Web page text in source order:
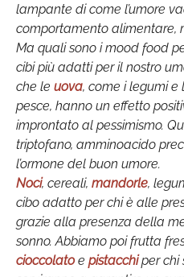
lampante di come l’umore
comportamento alimentare,
Ma quali sono i mood food
cibi più adatti per il nostro
che le uova, come i legumi e
pesce, hanno un effetto
improntato al pessimismo.
triptofano, amminoacido
l’ormone del buon umore.
Noci, cereali, mandorle,
cibo adatto per chi è alle
grazie alla presenza della
sonno. Abbiamo poi frutta
cioccolatoe pistacchiper chi